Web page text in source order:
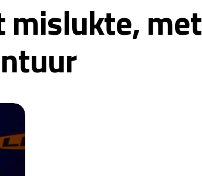
mislukte, met